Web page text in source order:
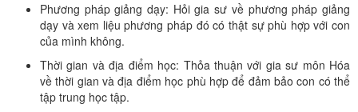
Phương pháp giảng dạy: Hỏi gia sư về phương pháp giảng
dạy và xem liệu phương pháp đó có thật sự phù hợp với con
của mình không.
Thời gian và địa điểm học: Thỏa thuận với gia sư môn Hóa
về thời gian và địa điểm học phù hợp để đảm bảo con có thể
tập trung học tập.